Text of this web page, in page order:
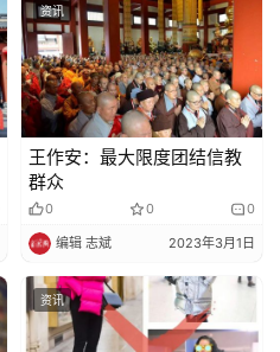
资讯
王作安：最大限度团结信教
群众
0 0 0
编辑 志斌 2023年3月1日
资讯